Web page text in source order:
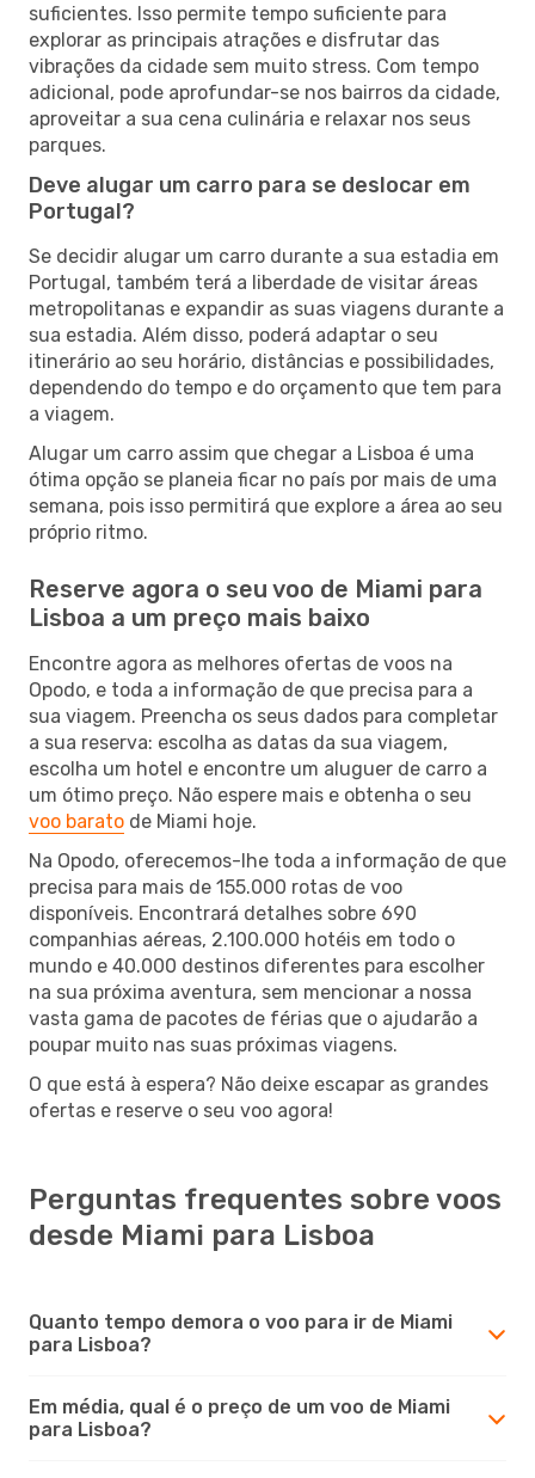
suficientes. Isso permite tempo suficiente para
explorar as principais atrações e disfrutar das
vibrações da cidade sem muito stress. Com tempo
adicional, pode aprofundar-se nos bairros da cidade,
aproveitar a sua cena culinária e relaxar nos seus
parques.
Deve alugar um carro para se deslocar em
Portugal?
Se decidir alugar um carro durante a sua estadia em
Portugal, também terá a liberdade de visitar áreas
metropolitanas e expandir as suas viagens durante a
sua estadia. Além disso, poderá adaptar o seu
itinerário ao seu horário, distâncias e possibilidades,
dependendo do tempo e do orçamento que tem para
a viagem.
Alugar um carro assim que chegar a Lisboa é uma
ótima opção se planeia ficar no país por mais de uma
semana, pois isso permitirá que explore a área ao seu
próprio ritmo.
Reserve agora o seu voo de Miami para
Lisboa a um preço mais baixo
Encontre agora as melhores ofertas de voos na
Opodo, e toda a informação de que precisa para a
sua viagem. Preencha os seus dados para completar
a sua reserva: escolha as datas da sua viagem,
escolha um hotel e encontre um aluguer de carro a
um ótimo preço. Não espere mais e obtenha o seu
voo barato de Miami hoje.
Na Opodo, oferecemos-lhe toda a informação de que
precisa para mais de 155.000 rotas de voo
disponíveis. Encontrará detalhes sobre 690
companhias aéreas, 2.100.000 hotéis em todo o
mundo e 40.000 destinos diferentes para escolher
na sua próxima aventura, sem mencionar a nossa
vasta gama de pacotes de férias que o ajudarão a
poupar muito nas suas próximas viagens.
O que está à espera? Não deixe escapar as grandes
ofertas e reserve o seu voo agora!
Perguntas frequentes sobre voos
desde Miami para Lisboa
Quanto tempo demora o voo para ir de Miami
para Lisboa?
Em média, qual é o preço de um voo de Miami
para Lisboa?